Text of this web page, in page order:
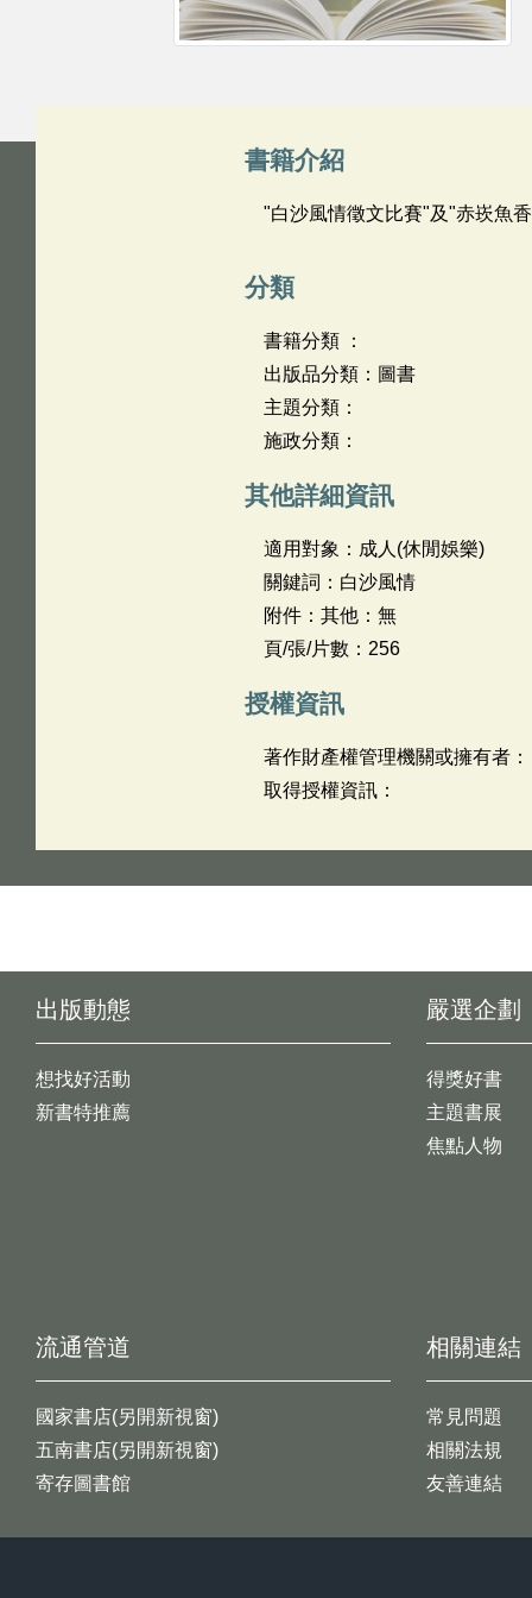
書籍介紹
"白沙風情徵文比賽"及"赤崁魚
分類
書籍分類 ：
出版品分類：圖書
主題分類：
施政分類：
其他詳細資訊
適用對象：成人(休閒娛樂)
關鍵詞：白沙風情
附件：其他：無
頁/張/片數：256
授權資訊
著作財產權管理機關或擁有者：
取得授權資訊：
出版動態
想找好活動
新書特推薦
嚴選企劃
得獎好書
主題書展
焦點人物
流通管道
國家書店(另開新視窗)
五南書店(另開新視窗)
寄存圖書館
相關連結
常見問題
相關法規
友善連結